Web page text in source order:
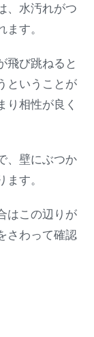
、水汚れがつ
す。
飛び跳ねると
ということが
り相性が良く
、壁にぶつか
す。
はこの辺りが
さわって確認